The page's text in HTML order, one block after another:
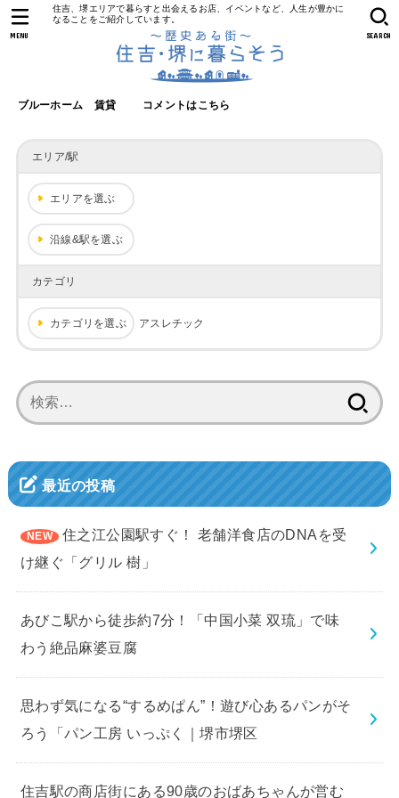
住吉、堺エリアで暮らすと出会えるお店、イベントなど、人生が豊かに
なることをご紹介しています。
ブルーホーム 賃貸 コメントはこちら
SEARCH
MENU
エリア/駅
エリアを選ぶ
沿線&駅を選ぶ
カテゴリ
カテゴリを選ぶ アスレチック
索:
最近の投稿
住之江公園駅すぐ！ 老舗洋食店のDNAを受
け継ぐ「グリル 樹」
あびこ駅から徒歩約7分！「中国小菜 双琉」で味
わう絶品麻婆豆腐
思わず気になる“するめぱん”！遊び心あるパンがそ
ろう「パン工房 いっぷく｜堺市堺区
住吉駅の商店街にある90歳のおばあちゃんが営む